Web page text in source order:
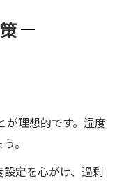
が理想的です。湿度
。
定を心がけ、過剰